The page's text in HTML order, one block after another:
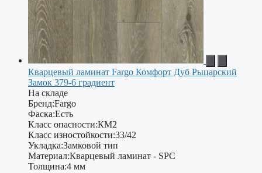
Кварцевый ламинат Fargo Комфорт Дуб Рыцарский
Замок 379-6 градиент
На складе
Бренд:Fargo
Фаска:Есть
Класс опасности:КМ2
Класс изностойкости:33/42
Укладка:Замковой тип
Материал:Кварцевый ламинат - SPC
Толщина:4 мм